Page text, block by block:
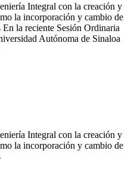
Integral con la creación y
la incorporación y cambio de
la reciente Sesión Ordinaria
Autónoma de Sinaloa
Integral con la creación y
la incorporación y cambio de